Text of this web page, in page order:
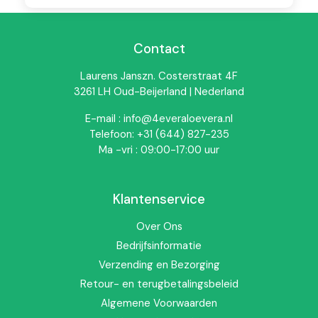
Natuurlijke ondersteuning
Dagelijkse activiteiten, werk en beweging kunnen zorgen
en MSM maakt deze gel geschikt als onderdeel van een
verzorgingsroutine na inspanning. Aloë vera staat bekend
om haar verzorgende eigenschappen voor de huid, terwijl
MSM vaak wordt toegepast in massageproducten voor
spieren en gewrichten.
De lichte gelstructuur trekt snel in en laat geen vettig
Contact
Laurens Janszn. Costerstraat 4F
3261 LH Oud-Beijerland | Nederland
E-mail : info@4everaloevera.nl
Telefoon: +31 (644) 827-235
Ma -vri : 09:00-17:00 uur
Klantenservice
Over Ons
Bedrijfsinformatie
Verzending en Bezorging
Retour- en terugbetalingsbeleid
Algemene Voorwaarden